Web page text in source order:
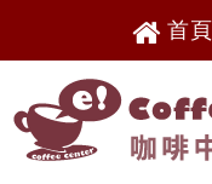
首頁